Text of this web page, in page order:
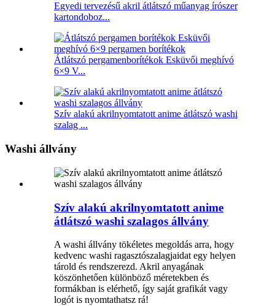
Egyedi tervezésű akril átlátszó műanyag írószer
kartondoboz...
Átlátszó pergamenborítékok Esküvői meghívó
6×9 V...
Szív alakú akrilnyomtatott anime átlátszó washi
szalag ...
Washi állvány
Szív alakú akrilnyomtatott anime
átlátszó washi szalagos állvány
A washi állvány tökéletes megoldás arra, hogy
kedvenc washi ragasztószalagjaidat egy helyen
tárold és rendszerezd. Akril anyagának
köszönhetően különböző méretekben és
formákban is elérhető, így saját grafikát vagy
logót is nyomtathatsz rá!